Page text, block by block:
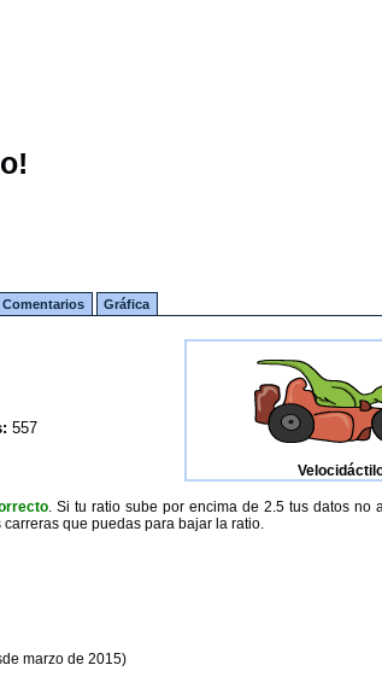
Comentarios Gráfica
557
. Si tu ratio sube por encima de 2.5 tus datos no
que puedas para bajar la ratio.
marzo de 2015)